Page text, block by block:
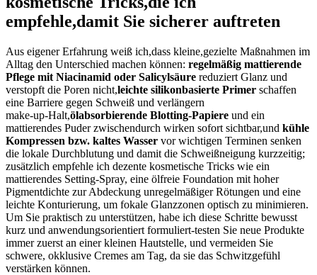
empfehle,damit Sie ⁢sicherer auftreten
Aus eigener Erfahrung weiß ich,dass kleine,gezielte Maßnahmen im
Alltag den Unterschied machen können: regelmäßig mattierende‍
Pflege mit ​Niacinamid oder ​Salicylsäure reduziert‌ Glanz und
verstopft die‍ Poren nicht,leichte silikonbasierte Primer schaffen⁤
eine Barriere gegen Schweiß ⁤und⁤ verlängern
make‑up‑Halt,ölabsorbierende Blotting‑Papiere und ein
mattierendes ​Puder zwischendurch wirken sofort sichtbar,und kühle
Kompressen ‍bzw. kaltes Wasser vor⁤ wichtigen Terminen senken
die lokale Durchblutung und damit die ⁢Schweißneigung kurzzeitig;
zusätzlich empfehle ich dezente kosmetische ⁢Tricks wie ein⁤
mattierendes Setting‑Spray,‌ eine ölfreie Foundation​ mit hoher
Pigmentdichte zur Abdeckung‍ unregelmäßiger Rötungen und eine
leichte Konturierung,⁢ um fokale Glanzzonen ​optisch zu⁣ minimieren.
Um ‌Sie praktisch zu unterstützen, habe ‌ich diese Schritte bewusst
kurz und anwendungsorientiert formuliert-testen​ Sie neue Produkte
immer zuerst‍ an einer kleinen ⁢Hautstelle, und vermeiden Sie
schwere, okklusive Cremes am ​Tag, da sie ‌das Schwitzgefühl
verstärken können.